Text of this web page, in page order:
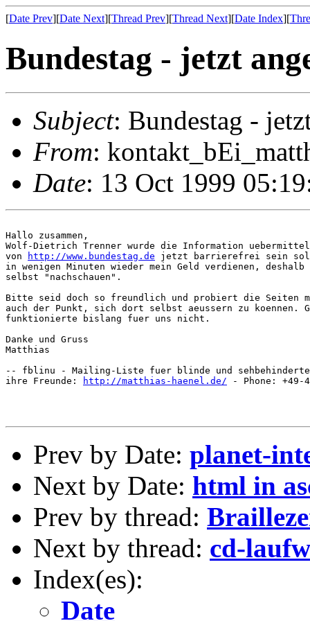
[Date Prev][Date Next][Thread Prev][Thread Next][Date Index][
Bundestag - jetzt
Subject: Bundestag -
From:
Date: 13 Oct 1999
Hallo zusammen,
Wolf-Dietrich Trenner wurde die Information
von
http://www.bundestag.de jetzt barrierefrei sein
in wenigen Minuten wieder mein Geld verdienen,
selbst "nachschauen".
Bitte seid doch so freundlich und probiert die
auch der Punkt, sich dort selbst aeussern zu koennen.
funktionierte bislang fuer uns nicht.
Danke und Gruss
Matthias
-- fblinu - Mailing-Liste fuer blinde und
ihre Freunde:
http://matthias-haenel.de/ - Phone: +49-
Prev by Date: planet-
Next by Date: html in
Prev by thread:
Next by thread: cd-
Index(es):
Date